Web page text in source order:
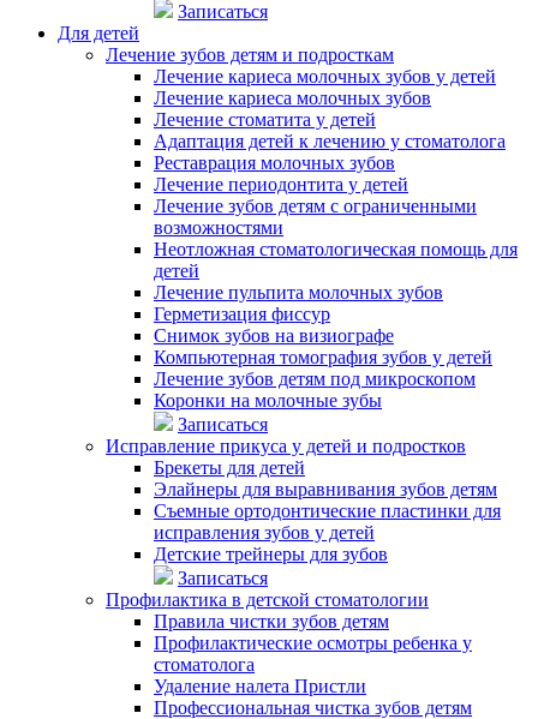
Записаться
Для детей
Лечение зубов детям и подросткам
Лечение кариеса молочных зубов у детей
Лечение кариеса молочных зубов
Лечение стоматита у детей
Адаптация детей к лечению у стоматолога
Реставрация молочных зубов
Лечение периодонтита у детей
Лечение зубов детям с ограниченными
возможностями
Неотложная стоматологическая помощь для
детей
Лечение пульпита молочных зубов
Герметизация фиссур
Снимок зубов на визиографе
Компьютерная томография зубов у детей
Лечение зубов детям под микроскопом
Коронки на молочные зубы
Записаться
Исправление прикуса у детей и подростков
Брекеты для детей
Элайнеры для выравнивания зубов детям
Съемные ортодонтические пластинки для
исправления зубов у детей
Детские трейнеры для зубов
Записаться
Профилактика в детской стоматологии
Правила чистки зубов детям
Профилактические осмотры ребенка у
стоматолога
Удаление налета Пристли
Профессиональная чистка зубов детям